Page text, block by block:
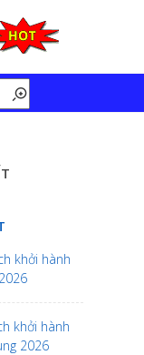
khởi hành
khởi hành
2026